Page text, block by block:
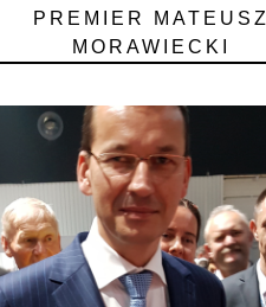
PREMIER MATEUSZ
MORAWIECKI